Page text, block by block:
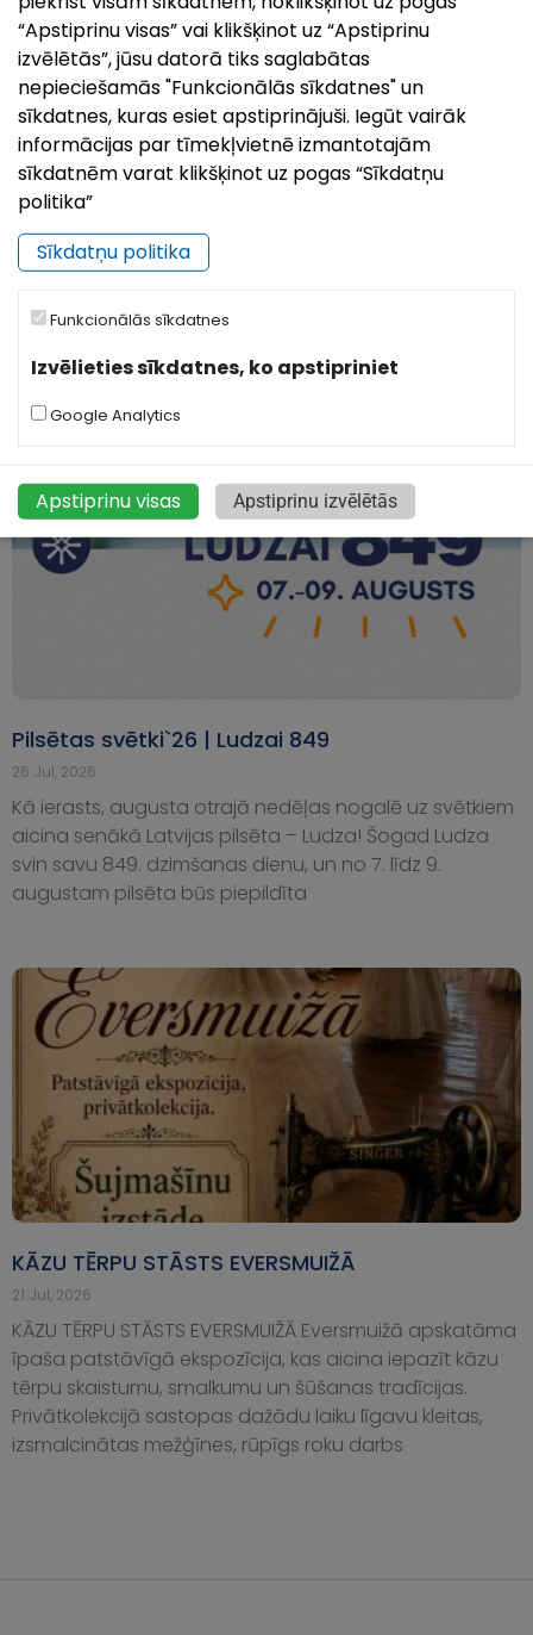
Pilsētas svētki`26 | Zilupei 95
28.Jul, 2026
ciemos, lai kopā atzīmētu pilsētas 95 gadu jubileju! Trīs
notikumi, kas caur dziesmām, sporta
Pilsētas svētki`26 | Ludzai 849
26.Jul, 2026
Kā ierasts, augusta otrajā nedēļas nogalē uz svētkiem
aicina senākā Latvijas pilsēta – Ludza! Šogad Ludza
svin savu 849. dzimšanas dienu, un no 7. līdz 9.
augustam pilsēta būs piepildīta
KĀZU TĒRPU STĀSTS EVERSMUIŽĀ
21.Jul, 2026
KĀZU TĒRPU STĀSTS EVERSMUIŽĀ Eversmuižā apskatāma
īpaša patstāvīgā ekspozīcija, kas aicina iepazīt kāzu
tērpu skaistumu, smalkumu un šūšanas tradīcijas.
Privātkolekcijā sastopas dažādu laiku līgavu kleitas,
izsmalcinātas mežģīnes, rūpīgs roku darbs
“Apstiprinu visas” vai klikšķinot uz “Apstiprinu
izvēlētās”, jūsu datorā tiks saglabātas
nepieciešamās "Funkcionālās sīkdatnes" un
sīkdatnes, kuras esiet apstiprinājuši. Iegūt vairāk
informācijas par tīmekļvietnē izmantotajām
sīkdatnēm varat klikšķinot uz pogas “Sīkdatņu
politika”
Sīkdatņu politika
Funkcionālās sīkdatnes
Izvēlieties sīkdatnes, ko apstipriniet
Google Analytics
Apstiprinu visas Apstiprinu izvēlētās